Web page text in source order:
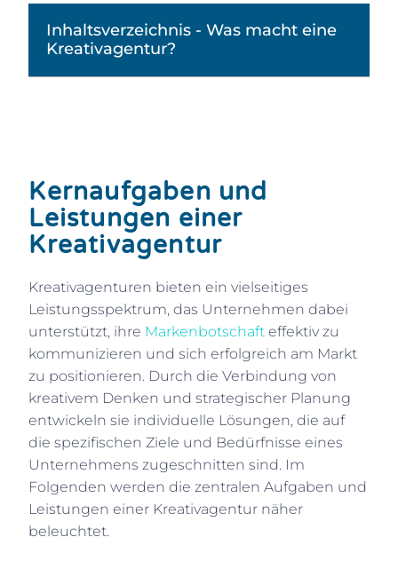
Inhaltsverzeichnis - Was macht eine
Kreativagentur?
Kernaufgaben und
Leistungen einer
Kreativagentur
Kreativagenturen bieten ein vielseitiges
Leistungsspektrum, das Unternehmen dabei
unterstützt, ihre Markenbotschaft effektiv zu
kommunizieren und sich erfolgreich am Markt
zu positionieren. Durch die Verbindung von
kreativem Denken und strategischer Planung
entwickeln sie individuelle Lösungen, die auf
die spezifischen Ziele und Bedürfnisse eines
Unternehmens zugeschnitten sind. Im
Folgenden werden die zentralen Aufgaben und
Leistungen einer Kreativagentur näher
beleuchtet.